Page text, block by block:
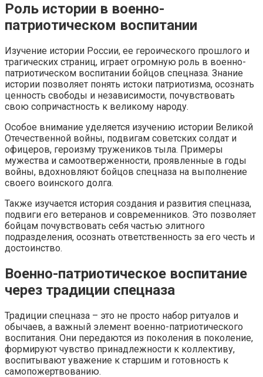
Роль истории в военно-
патриотическом воспитании
Изучение истории России, ее героического прошлого и
трагических страниц, играет огромную роль в военно-
патриотическом воспитании бойцов спецназа. Знание
истории позволяет понять истоки патриотизма, осознать
ценность свободы и независимости, почувствовать
свою сопричастность к великому народу.
Особое внимание уделяется изучению истории Великой
Отечественной войны, подвигам советских солдат и
офицеров, героизму тружеников тыла. Примеры
мужества и самоотверженности, проявленные в годы
войны, вдохновляют бойцов спецназа на выполнение
своего воинского долга.
Также изучается история создания и развития спецназа,
подвиги его ветеранов и современников. Это позволяет
бойцам почувствовать себя частью элитного
подразделения, осознать ответственность за его честь и
достоинство.
Военно-патриотическое воспитание
через традиции спецназа
Традиции спецназа – это не просто набор ритуалов и
обычаев, а важный элемент военно-патриотического
воспитания. Они передаются из поколения в поколение,
формируют чувство принадлежности к коллективу,
воспитывают уважение к старшим и готовность к
самопожертвованию.